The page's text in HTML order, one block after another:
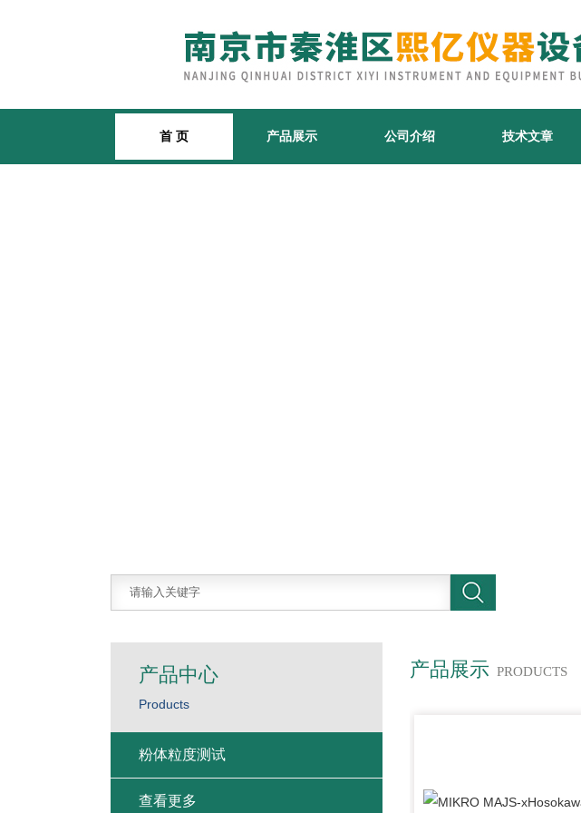
首 页 产品展示 公司介绍 技术文章
产品展示 PRODUCTS
产品中心
Products
粉体粒度测试
查看更多